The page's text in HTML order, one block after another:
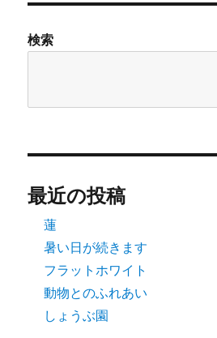
ン
検索
最近の投稿
蓮
暑い日が続きます
フラットホワイト
動物とのふれあい
しょうぶ園